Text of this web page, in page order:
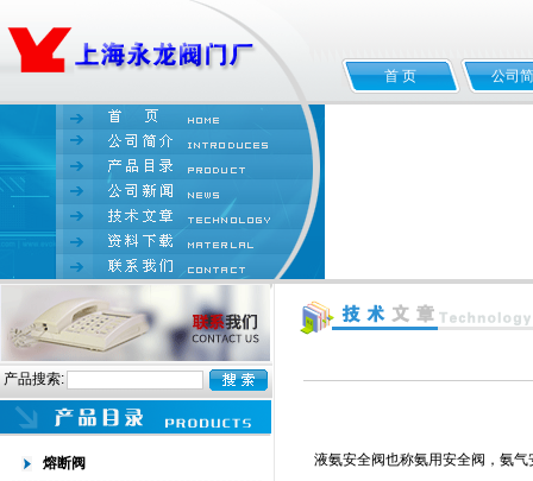
首 页 公司
产品搜索:
熔断阀
液氨安全阀也称氨用安全阀，氨